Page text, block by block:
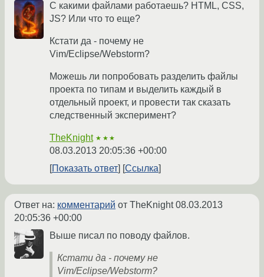
С какими файлами работаешь? HTML, CSS,
JS? Или что то еще?
Кстати да - почему не
Vim/Eclipse/Webstorm?
Можешь ли попробовать разделить файлы
проекта по типам и выделить каждый в
отдельный проект, и провести так сказать
следственный эксперимент?
TheKnight ★★★
08.03.2013 20:05:36 +00:00
Показать ответ
Ссылка
Ответ на: комментарий от TheKnight08.03.2013
20:05:36 +00:00
Выше писал по поводу файлов.
Кстати да - почему не
Vim/Eclipse/Webstorm?